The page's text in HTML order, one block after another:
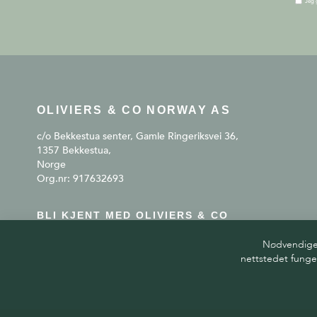
BLI KJENT MED OLIVIERS & CO
OLIVIERS & CO NORWAY AS
c/o Bekkestua senter, Gamle Ringeriksvei 36,
1357 Bekkestua,
Norge
Org.nr: 917632693
nettstedet